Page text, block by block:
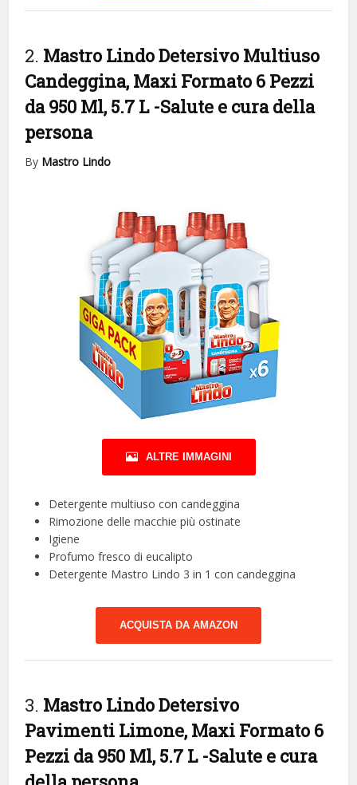
2. Mastro Lindo Detersivo Multiuso
Candeggina, Maxi Formato 6 Pezzi
da 950 Ml, 5.7 L -Salute e cura della
persona
By Mastro Lindo
ALTRE IMMAGINI
Detergente multiuso con candeggina
Rimozione delle macchie più ostinate
Igiene
Profumo fresco di eucalipto
Detergente Mastro Lindo 3 in 1 con candeggina
ACQUISTA DA AMAZON
3. Mastro Lindo Detersivo
Pavimenti Limone, Maxi Formato 6
Pezzi da 950 Ml, 5.7 L -Salute e cura